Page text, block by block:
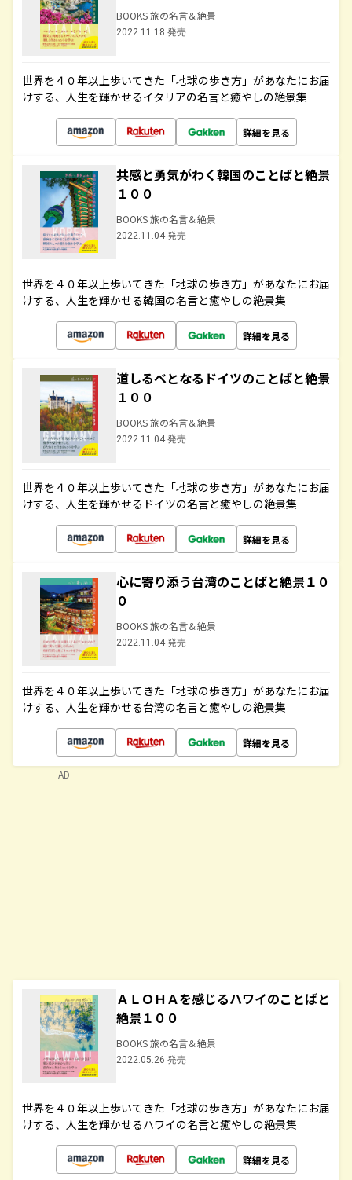
BOOKS 旅の名言＆絶景
2022.11.18 発売
世界を４０年以上歩いてきた「地球の歩き方」があなたにお届
けする、人生を輝かせるイタリアの名言と癒やしの絶景集
詳細を見る
共感と勇気がわく韓国のことばと絶景
１００
BOOKS 旅の名言＆絶景
2022.11.04 発売
世界を４０年以上歩いてきた「地球の歩き方」があなたにお届
けする、人生を輝かせる韓国の名言と癒やしの絶景集
詳細を見る
道しるべとなるドイツのことばと絶景
１００
BOOKS 旅の名言＆絶景
2022.11.04 発売
世界を４０年以上歩いてきた「地球の歩き方」があなたにお届
けする、人生を輝かせるドイツの名言と癒やしの絶景集
詳細を見る
心に寄り添う台湾のことばと絶景１０
０
BOOKS 旅の名言＆絶景
2022.11.04 発売
世界を４０年以上歩いてきた「地球の歩き方」があなたにお届
けする、人生を輝かせる台湾の名言と癒やしの絶景集
詳細を見る
ＡＬＯＨＡを感じるハワイのことばと
絶景１００
BOOKS 旅の名言＆絶景
2022.05.26 発売
世界を４０年以上歩いてきた「地球の歩き方」があなたにお届
けする、人生を輝かせるハワイの名言と癒やしの絶景集
詳細を見る
AD